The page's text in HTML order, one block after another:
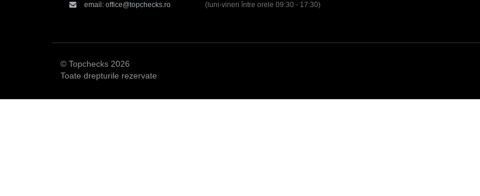
email: office@topchecks.ro (luni-vineri între orele 09:30 - 17:30)
© Topchecks 2026
Toate drepturile rezervate